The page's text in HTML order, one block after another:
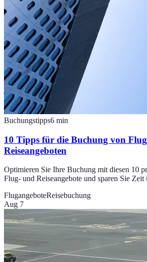
Buchungstipps6 min
10 Tipps für die Buchung von
Reiseangeboten
Optimieren Sie Ihre Buchung mit diesen 10
Flug- und Reiseangebote und sparen Sie Zeit
FlugangeboteReisebuchung
Aug 7